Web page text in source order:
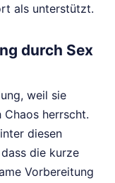
als unterstützt.
durch Sex
weil sie
herrscht.
diesen
die kurze
Vorbereitung